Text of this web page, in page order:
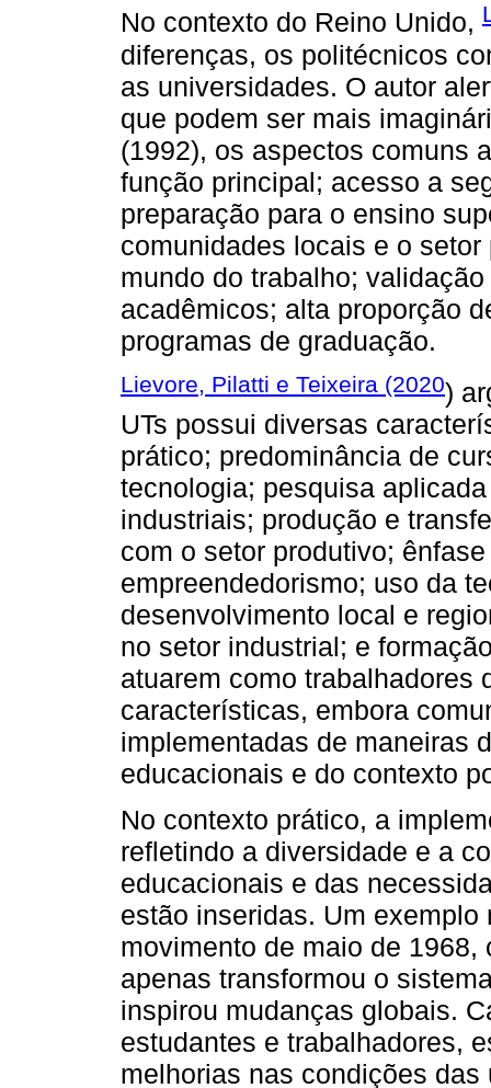
No contexto do Reino Unido,
diferenças, os politécnicos
as universidades. O autor
que podem ser mais
(1992), os aspectos comuns
função principal; acesso a
preparação para o ensino
comunidades locais e o
mundo do trabalho;
acadêmicos; alta proporção
programas de graduação.
Lievore, Pilatti e Teixeira (2020)
UTs possui diversas
prático; predominância de
tecnologia; pesquisa
industriais; produção e
com o setor produtivo;
empreendedorismo; uso da
desenvolvimento local e
no setor industrial; e
atuarem como trabalhadores
características, embora
implementadas de maneiras
educacionais e do contexto
No contexto prático, a
refletindo a diversidade e a
educacionais e das
estão inseridas. Um
movimento de maio de
apenas transformou o
inspirou mudanças globais.
estudantes e trabalhadores,
melhorias nas condições